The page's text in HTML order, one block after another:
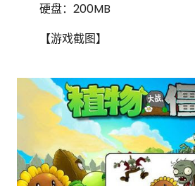
硬盘：200MB
【游戏截图】